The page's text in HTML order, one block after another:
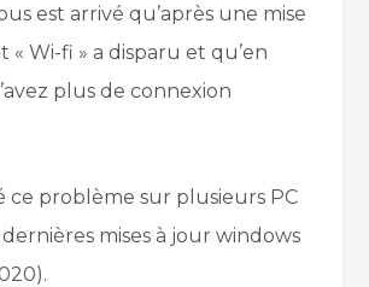
est arrivé qu’après une mise
« Wi-fi » a disparu et qu’en
plus de connexion
ce problème sur plusieurs PC
mises à jour windows